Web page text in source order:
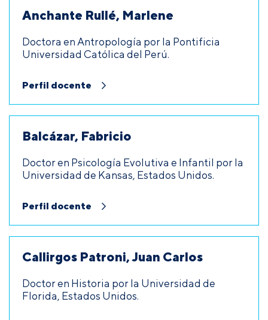
Anchante Rullé, Marlene
Doctora en Antropología por la Pontificia
Universidad Católica del Perú.
Perfil docente
Balcázar, Fabricio
Doctor en Psicología Evolutiva e Infantil por la
Universidad de Kansas, Estados Unidos.
Perfil docente
Callirgos Patroni, Juan Carlos
Doctor en Historia por la Universidad de
Florida, Estados Unidos.